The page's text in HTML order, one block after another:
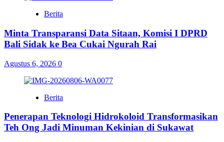
Berita
Minta Transparansi Data Sitaan, Komisi I DPRD
Bali Sidak ke Bea Cukai Ngurah Rai
Agustus 6, 2026 0
Berita
Penerapan Teknologi Hidrokoloid Transformasikan
Teh Ong Jadi Minuman Kekinian di Sukawat